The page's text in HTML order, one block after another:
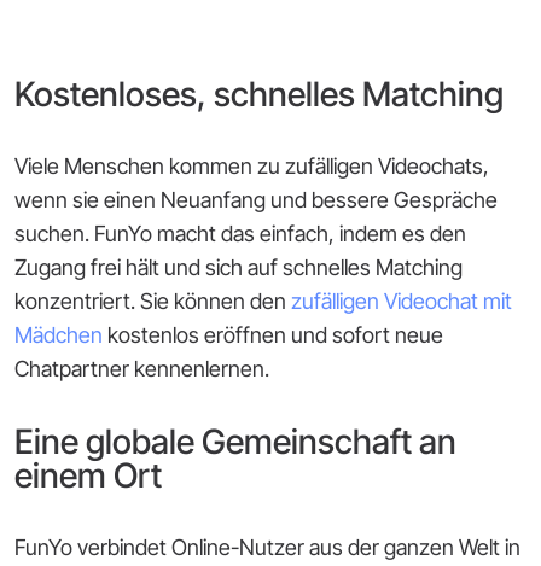
Kostenloses, schnelles Matching
Viele Menschen kommen zu zufälligen Videochats,
wenn sie einen Neuanfang und bessere Gespräche
suchen. FunYo macht das einfach, indem es den
Zugang frei hält und sich auf schnelles Matching
konzentriert. Sie können den zufälligen Videochat mit
Mädchen kostenlos eröffnen und sofort neue
Chatpartner kennenlernen.
Eine globale Gemeinschaft an
einem Ort
FunYo verbindet Online-Nutzer aus der ganzen Welt in